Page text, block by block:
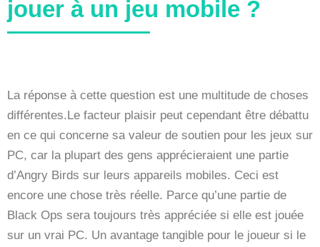
jouer à un jeu mobile ?
La réponse à cette question est une multitude de choses
différentes.Le facteur plaisir peut cependant être débattu
en ce qui concerne sa valeur de soutien pour les jeux sur
PC, car la plupart des gens apprécieraient une partie
d’Angry Birds sur leurs appareils mobiles. Ceci est
encore une chose très réelle. Parce qu’une partie de
Black Ops sera toujours très appréciée si elle est jouée
sur un vrai PC. Un avantage tangible pour le joueur si le